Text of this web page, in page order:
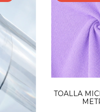
TOALLA